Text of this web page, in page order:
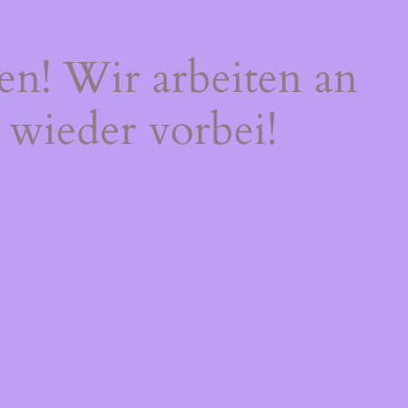
Wir arbeiten an
vorbei!